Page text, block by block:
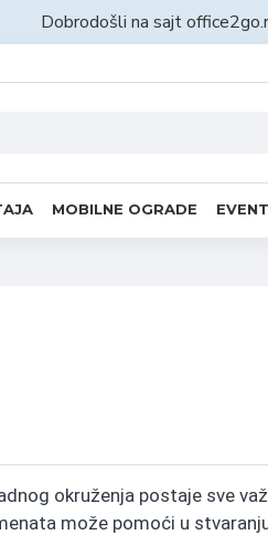
Dobrodošli na sajt
MOBILNE OGRADE
okruženja postaje sve
može pomoći u